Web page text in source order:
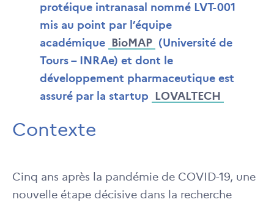
protéique intranasal nommé LVT-001
mis au point par l’équipe
académique BioMAP (Université de
Tours – INRAe) et dont le
développement pharmaceutique est
assuré par la startup LOVALTECH
Contexte
Cinq ans après la pandémie de COVID-19, une
nouvelle étape décisive dans la recherche